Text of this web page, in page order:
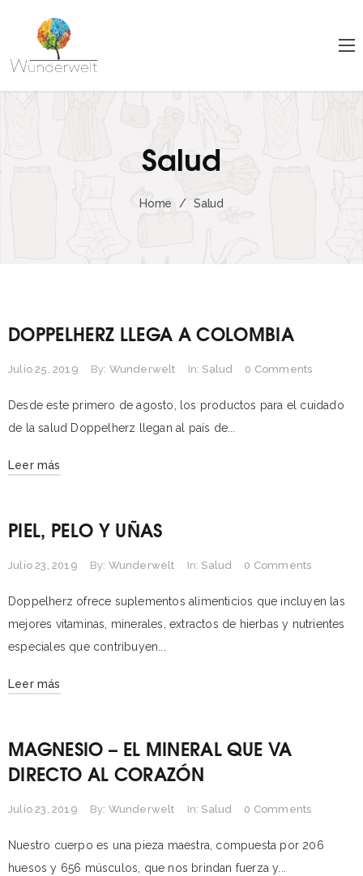
Salud
Home / Salud
DOPPELHERZ LLEGA A COLOMBIA
Julio 25, 2019 By: Wunderwelt In:Salud 0 Comments
Desde este primero de agosto, los productos para el cuidado
de la salud Doppelherz llegan al país de...
Leer más
PIEL, PELO Y UÑAS
Julio 23, 2019 By: Wunderwelt In:Salud 0 Comments
Doppelherz ofrece suplementos alimenticios que incluyen las
mejores vitaminas, minerales, extractos de hierbas y nutrientes
especiales que contribuyen...
Leer más
MAGNESIO – EL MINERAL QUE VA
DIRECTO AL CORAZÓN
Julio 23, 2019 By: Wunderwelt In:Salud 0 Comments
Nuestro cuerpo es una pieza maestra, compuesta por 206
huesos y 656 músculos, que nos brindan fuerza y...